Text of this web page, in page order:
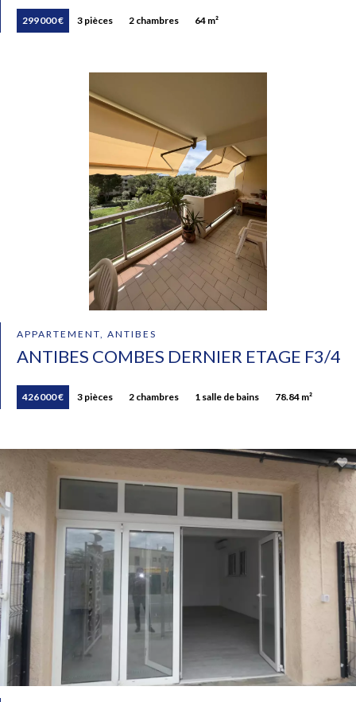
299 000 € 3 pièces 2 chambres 64 m²
APPARTEMENT, ANTIBES
ANTIBES COMBES DERNIER ETAGE F3/4
426 000 € 3 pièces 2 chambres 1 salle de bains 78.84 m²